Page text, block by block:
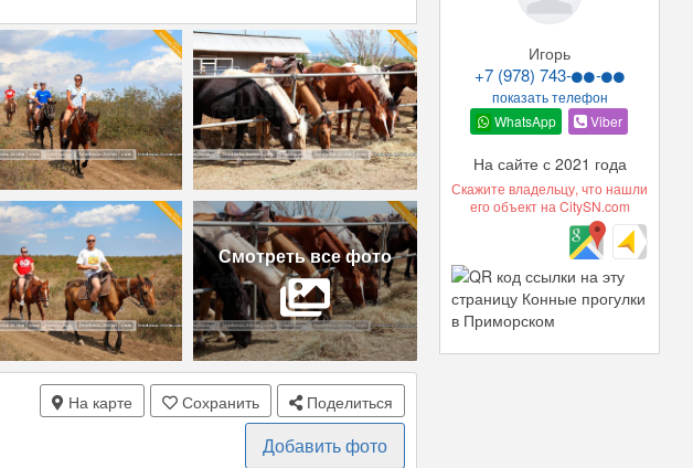
Смотреть все фото
Поделиться
Сохранить
На карте
Добавить фото
Игорь
+7 (978) 743- -
показать телефон
WhatsApp
Viber
На сайте с 2021 года
Скажите владельцу, что нашли
его объект на CitySN.com